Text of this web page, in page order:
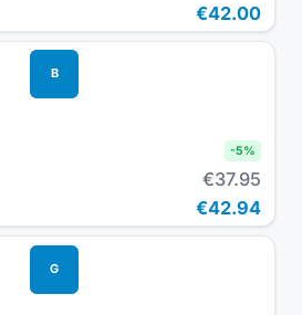
€42.00
B
-5%
€37.95
€42.94
G